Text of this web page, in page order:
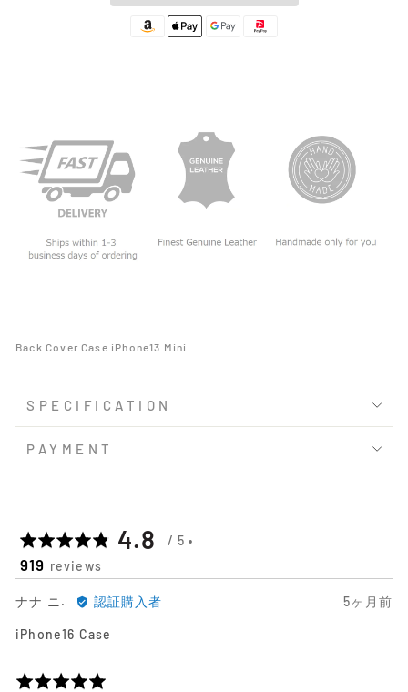
Back Cover Case iPhone13 Mini
SPECIFICATION
PAYMENT
919 reviews
平
均
の
4.8 out
of
日
5ヶ月前
ナナ ニ. ナ
ニ.
よ
認証購入者
iPhone16 Case
5